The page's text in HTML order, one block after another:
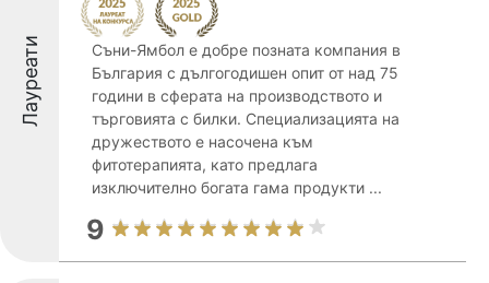
Лауреати
Съни-Ямбол е добре позната компания в
България с дългогодишен опит от над 75
години в сферата на производството и
търговията с билки. Специализацията на
дружеството е насочена към
фитотерапията, като предлага
изключително богата гама продукти ...
9